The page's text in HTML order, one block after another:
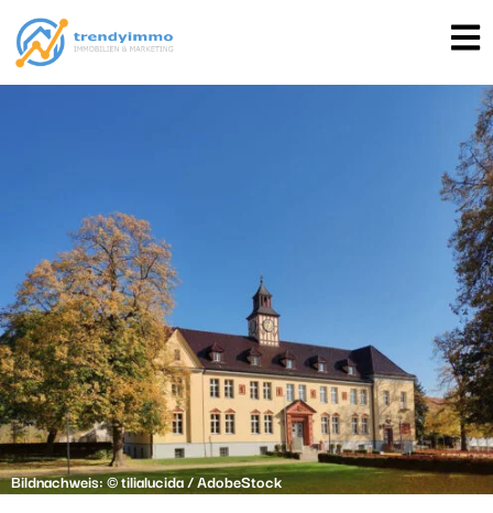
Bildnachweis: © tilialucida / AdobeStock